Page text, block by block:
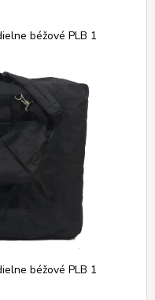
béžové PLB 1
béžové PLB 1